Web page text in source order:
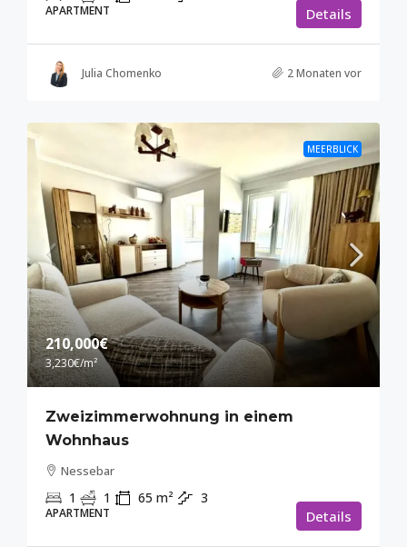
APARTMENT Details
Julia Chomenko 2 Monaten vor
MEERBLICK
210,000€
3,230€/m²
Zweizimmerwohnung in einem
Wohnhaus
Nessebar
1 1 65 m² 3
APARTMENT Details